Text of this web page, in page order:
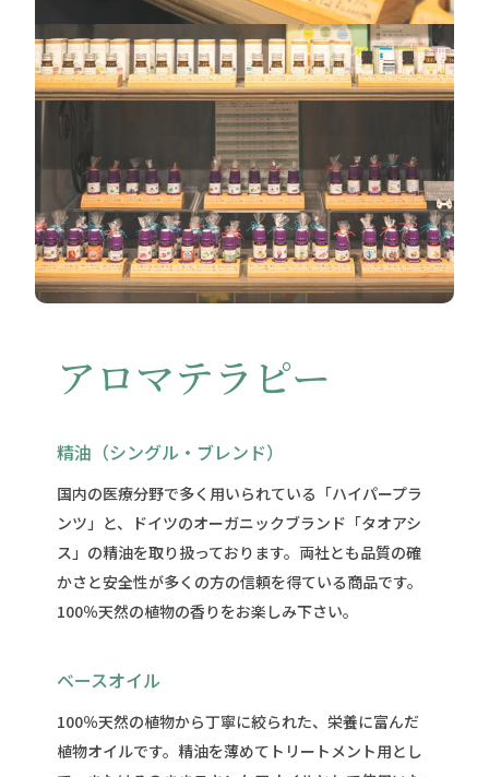
アロマテラピー
精油（シングル・ブレンド）
国内の医療分野で多く用いられている「ハイパープラ
ンツ」と、ドイツのオーガニックブランド「タオアシ
ス」の精油を取り扱っております。両社とも品質の確
かさと安全性が多くの方の信頼を得ている商品です。
100％天然の植物の香りをお楽しみ下さい。
ベースオイル
100％天然の植物から丁寧に絞られた、栄養に富んだ
植物オイルです。精油を薄めてトリートメント用とし